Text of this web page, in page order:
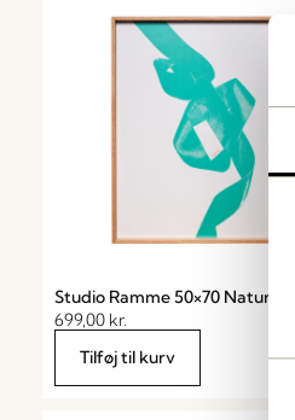
Studio Ramme 50×70 Natur
699,00 kr.
Tilføj til kurv